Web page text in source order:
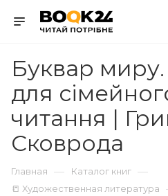
Буквар
для
читання |
Сковрода
Главная — Каталог книг —
📒 Художественная литература